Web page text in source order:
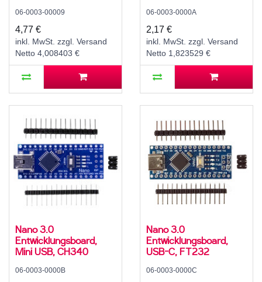
06-0003-00009
4,77 €
inkl. MwSt. zzgl. Versand
Netto 4,008403 €
06-0003-0000A
2,17 €
inkl. MwSt. zzgl. Versand
Netto 1,823529 €
Nano 3.0
Entwicklungsboard,
Mini USB, CH340
06-0003-0000B
Nano 3.0
Entwicklungsboard,
USB-C, FT232
06-0003-0000C